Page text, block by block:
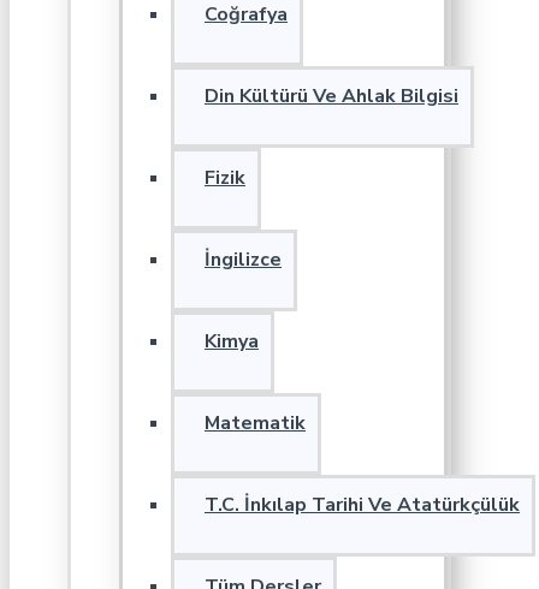
Coğrafya
Din Kültürü Ve Ahlak Bilgisi
Fizik
İngilizce
Kimya
Matematik
T.C. İnkılap Tarihi Ve Atatürkçülük